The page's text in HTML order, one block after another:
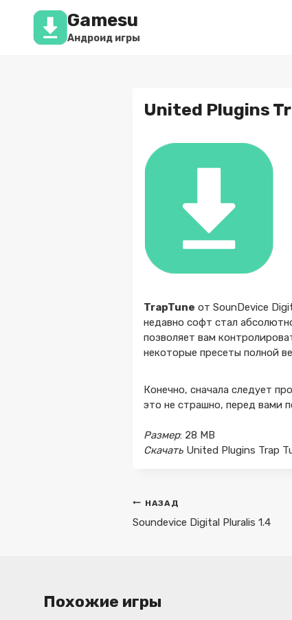
Перейти
содержимому
Gamesu
Андроид игры
United Plugins
TrapTune от SounDevice
недавно софт стал
позволяет вам
некоторые пресеты полной
Конечно, сначала следует
это не страшно, перед вами
Размер: 28 MB
Скачать United Plugins Trap
Навигация
по
НАЗАД
Soundevice Digital Pluralis 1.4
Похожие игры